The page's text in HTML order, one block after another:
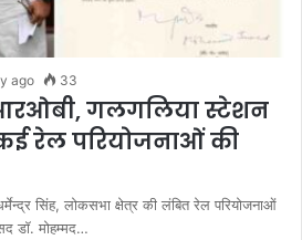
ago 33
गलगलिया स्टेशन
रेल परियोजनाओं की
सिंह, लोकसभा क्षेत्र की लंबित रेल परियोजनाओं
डॉ. मोहम्मद…